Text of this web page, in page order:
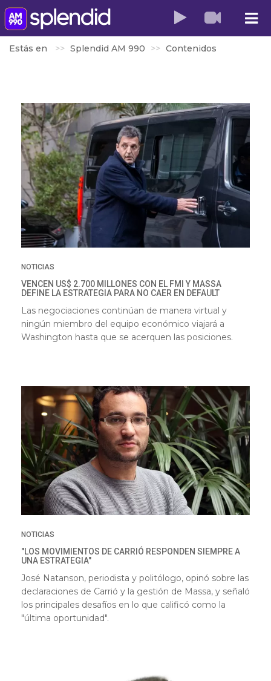
Estás en Splendid AM 990 Contenidos
NOTICIAS
VENCEN US$ 2.700 MILLONES CON EL FMI Y MASSA
DEFINE LA ESTRATEGIA PARA NO CAER EN DEFAULT
Las negociaciones continúan de manera virtual y
ningún miembro del equipo económico viajará a
Washington hasta que se acerquen las posiciones.
NOTICIAS
"LOS MOVIMIENTOS DE CARRIÓ RESPONDEN SIEMPRE A
UNA ESTRATEGIA"
José Natanson, periodista y politólogo, opinó sobre las
declaraciones de Carrió y la gestión de Massa, y señaló
los principales desafíos en lo que calificó como la
"última oportunidad".